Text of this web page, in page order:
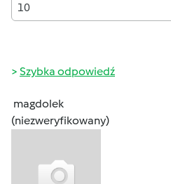
10
Szybka odpowiedź
magdolek
(niezweryfikowany)